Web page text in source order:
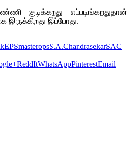
குடிக்கறது எப்படிங்கறதுதான்
இப்போது.
EPSmasteropsS.A.ChandrasekarSAC
ReddItWhatsAppPinterestEmail